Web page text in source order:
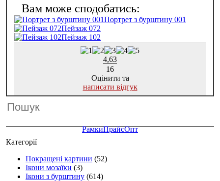
Портрет з бурштину 001
Пейзаж 072
Пейзаж 102
4,63
16
Оцінити та
написати відгук
РамкиПрайсОпт
Категорії
Покращені картини (52)
Ікони мозаїки (3)
Ікони з бурштину (614)